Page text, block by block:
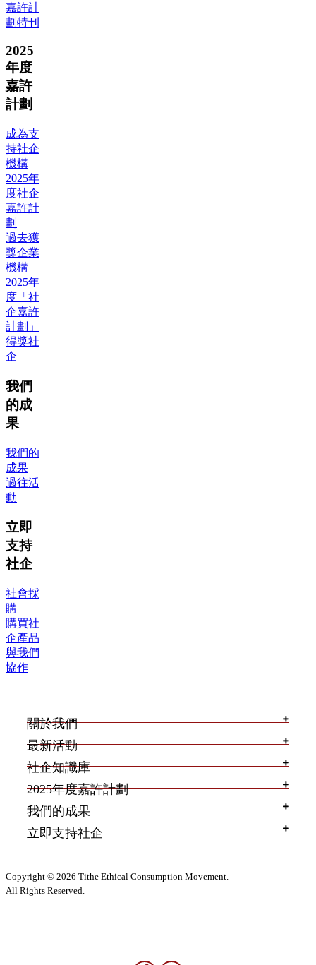
嘉許計
劃特刊
2025
年度
嘉許
計劃
成為支
持社企
機構
2025年
度社企
嘉許計
劃
過去獲
獎企業
機構
2025年
度「社
企嘉許
計劃」
得獎社
企
我們
的成
果
我們的
成果
過往活
動
立即
支持
社企
社會採
購
購買社
企產品
與我們
協作
關於我們
最新活動
社企知識庫
2025年度嘉許計劃
我們的成果
立即支持社企
Copyright © 2026 Tithe Ethical Consumption Movement.
All Rights Reserved.